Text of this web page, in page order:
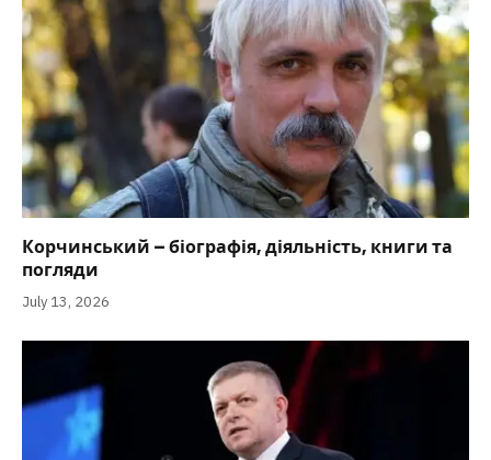
Корчинський – біографія, діяльність, книги та
погляди
July 13, 2026